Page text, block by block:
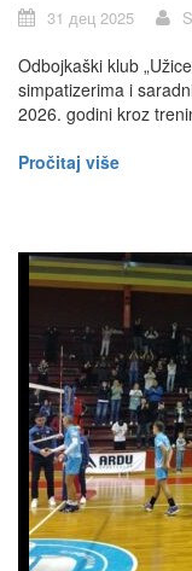
31 дец 2025
Odbojkaški klub
simpatizerima i
2026. godini kroz
Pročitaj više